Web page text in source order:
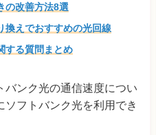
の改善方法8選
換えでおすすめの光回線
する質問まとめ
バンク光の通信速度につい
フトバンク光を利用でき